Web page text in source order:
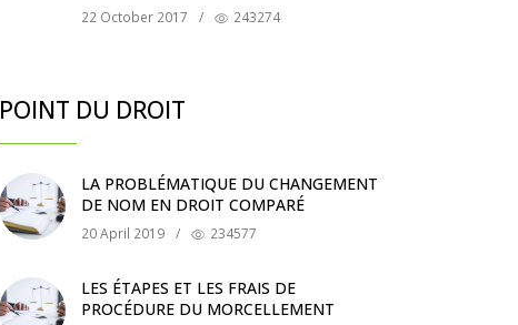
22 October 2017 / 243274
POINT DU DROIT
LA PROBLÉMATIQUE DU CHANGEMENT
DE NOM EN DROIT COMPARÉ
20 April 2019 / 234577
LES ÉTAPES ET LES FRAIS DE
PROCÉDURE DU MORCELLEMENT